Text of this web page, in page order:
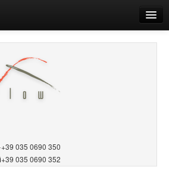
+39 035 0690 350
+39 035 0690 352